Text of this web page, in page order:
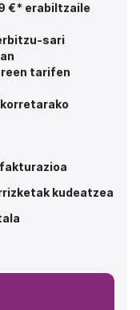
€* erabiltzaile
sari
tarifen
kudeatzea